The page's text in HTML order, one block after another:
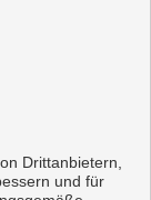
Drittanbietern,
und für